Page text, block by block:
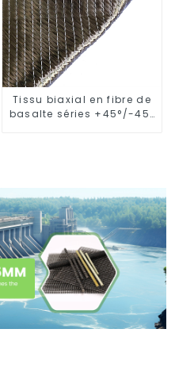
Tissu biaxial en fibre de
basalte séries +45°/-45°